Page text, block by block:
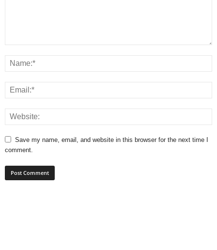
Save my name, email, and website in this browser for the next time I
comment.